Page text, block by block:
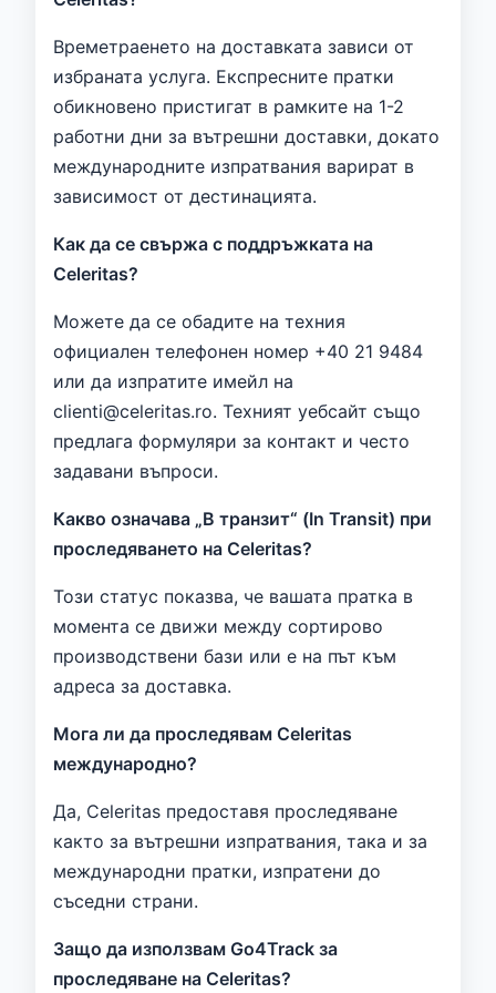
Времетраенето на доставката зависи от
избраната услуга. Експресните пратки
обикновено пристигат в рамките на 1-2
работни дни за вътрешни доставки, докато
международните изпратвания варират в
зависимост от дестинацията.
Как да се свържа с поддръжката на
Celeritas?
Можете да се обадите на техния
официален телефонен номер +40 21 9484
или да изпратите имейл на
clienti@celeritas.ro. Техният уебсайт също
предлага формуляри за контакт и често
задавани въпроси.
Какво означава „В транзит“ (In Transit) при
проследяването на Celeritas?
Този статус показва, че вашата пратка в
момента се движи между сортирово
производствени бази или е на път към
адреса за доставка.
Мога ли да проследявам Celeritas
международно?
Да, Celeritas предоставя проследяване
както за вътрешни изпратвания, така и за
международни пратки, изпратени до
съседни страни.
Защо да използвам Go4Track за
проследяване на Celeritas?